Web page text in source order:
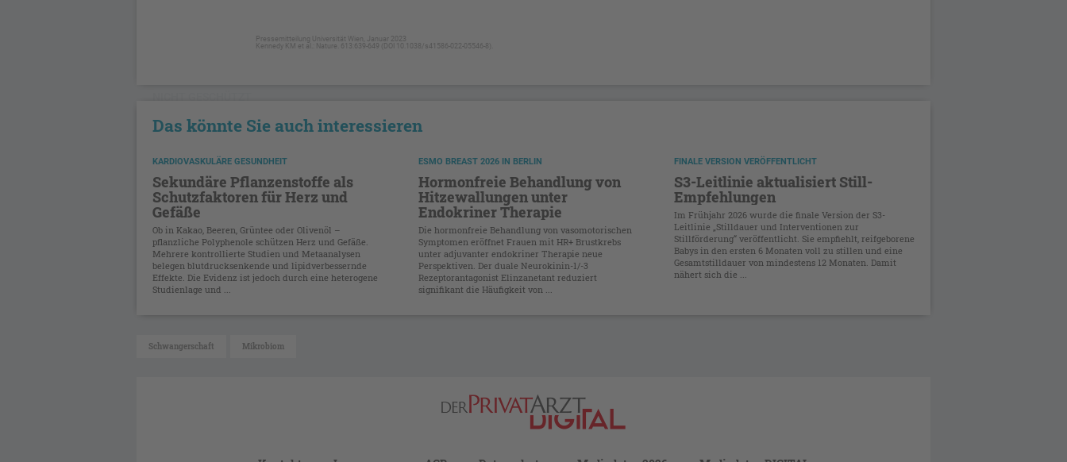
Pressemitteilung Universität Wien, Januar 2023
Kennedy KM et al.: Nature. 613:639-649 (DOI 10.1038/s41586-022-05546-8).
Das könnte Sie auch interessieren
KARDIOVASKULÄRE GESUNDHEIT
Sekundäre Pflanzenstoffe als
Schutzfaktoren für Herz und
Gefäße
Ob in Kakao, Beeren, Grüntee oder Olivenöl –
pflanzliche Polyphenole schützen Herz und Gefäße.
Mehrere kontrollierte Studien und Metaanalysen
belegen blutdrucksenkende und lipidverbessernde
Effekte. Die Evidenz ist jedoch durch eine heterogene
Studienlage und ...
ESMO BREAST 2026 IN BERLIN
Hormonfreie Behandlung von
Hitzewallungen unter
Endokriner Therapie
Die hormonfreie Behandlung von vasomotorischen
Symptomen eröffnet Frauen mit HR+ Brustkrebs
unter adjuvanter endokriner Therapie neue
Perspektiven. Der duale Neurokinin-1/-3
Rezeptorantagonist Elinzanetant reduziert
signifikant die Häufigkeit von ...
FINALE VERSION VERÖFFENTLICHT
S3-Leitlinie aktualisiert Still-
Empfehlungen
Im Frühjahr 2026 wurde die finale Version der S3-
Leitlinie „Stilldauer und Interventionen zur
Stillförderung“ veröffentlicht. Sie empfiehlt, reifgeborene
Babys in den ersten 6 Monaten voll zu stillen und eine
Gesamtstilldauer von mindestens 12 Monaten. Damit
nähert sich die ...
Schwangerschaft Mikrobiom